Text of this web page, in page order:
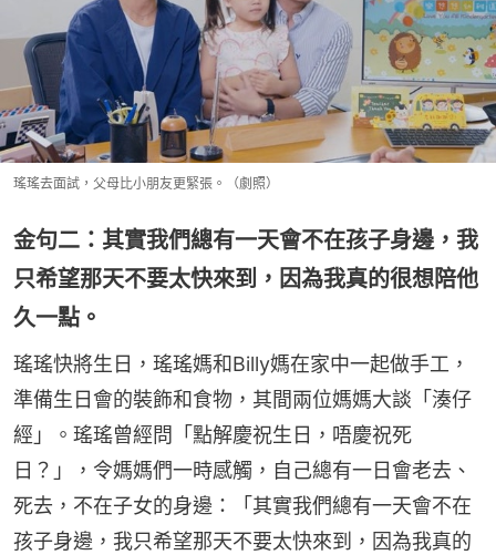
瑤瑤去面試，父母比小朋友更緊張。（劇照）
金句二：其實我們總有一天會不在孩子身邊，我
只希望那天不要太快來到，因為我真的很想陪他
久一點。
瑤瑤快將生日，瑤瑤媽和Billy媽在家中一起做手工，
準備生日會的裝飾和食物，其間兩位媽媽大談「湊仔
經」。瑤瑤曾經問「點解慶祝生日，唔慶祝死
日？」，令媽媽們一時感觸，自己總有一日會老去、
死去，不在子女的身邊：「其實我們總有一天會不在
孩子身邊，我只希望那天不要太快來到，因為我真的